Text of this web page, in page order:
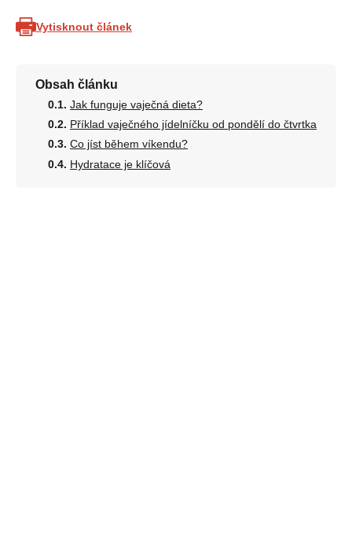
Vytisknout článek
Obsah článku
Jak funguje vaječná dieta?
Příklad vaječného jídelníčku od pondělí do čtvrtka
Co jíst během víkendu?
Hydratace je klíčová